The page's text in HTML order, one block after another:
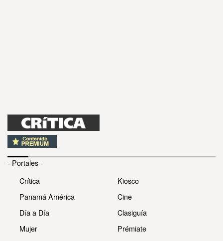
- Portales -
Crítica
Panamá América
Día a Día
Mujer
Kiosco
Cine
Clasiguía
Prémiate